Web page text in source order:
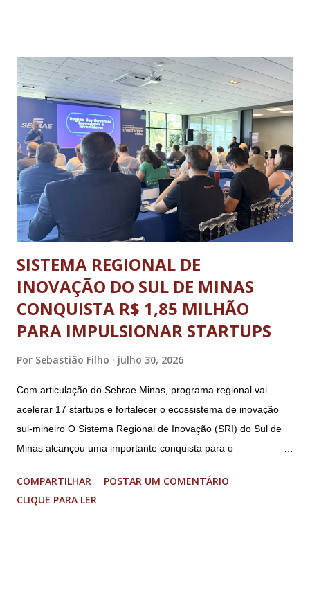
participantes, entre 9 e 17 anos de idade, de várias partes do
estado, no Sesc Contagem, localizado na Região
Metropolitana de Belo Horizonte. Foram cinco dias de disputas
em diferentes modalidades esportivas, palestras e uma
programação dedicada a promover a integração, o respeito e
o desenvolvimento pessoal e social através do esporte. A
abertura oficial, com direto a cerimônia, aconteceu no dia 20
de julho (segunda-feira) e o ence...
SISTEMA REGIONAL DE
INOVAÇÃO DO SUL DE MINAS
CONQUISTA R$ 1,85 MILHÃO
PARA IMPULSIONAR STARTUPS
Por Sebastião Filho julho 30, 2026
Com articulação do Sebrae Minas, programa regional vai
acelerar 17 startups e fortalecer o ecossistema de inovação
sul-mineiro O Sistema Regional de Inovação (SRI) do Sul de
Minas alcançou uma importante conquista para o
proposta “Acelera Vibra” foi contemplada na Chamada
FAPEMIG/Sede 03/2026 – Novo SEED, garantindo R$ 1,85
COMPARTILHAR
POSTAR UM COMENTÁRIO
CLIQUE PARA LER